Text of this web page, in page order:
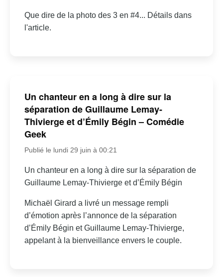
Que dire de la photo des 3 en #4... Détails dans
l'article.
Un chanteur en a long à dire sur la
séparation de Guillaume Lemay-
Thivierge et d’Émily Bégin – Comédie
Geek
Publié le lundi 29 juin à 00:21
Un chanteur en a long à dire sur la séparation de
Guillaume Lemay-Thivierge et d’Émily Bégin
Michaël Girard a livré un message rempli
d’émotion après l’annonce de la séparation
d’Émily Bégin et Guillaume Lemay-Thivierge,
appelant à la bienveillance envers le couple.